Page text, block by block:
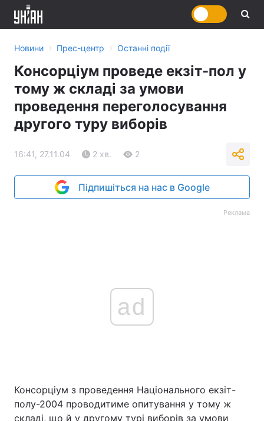
Новини › Прес-центр › Останні події
Консорціум проведе екзіт-пол у
тому ж складі за умови
проведення переголосування
другого туру виборів
16:41, 27.11.04 2 хв. 2
Підпишіться на нас в Google
Реклама
ad
Консорціум з проведення Національного екзіт-
полу-2004 проводитиме опитування у тому ж
складі, що й у другому турі виборів за умови